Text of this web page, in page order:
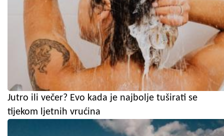
Jutro ili večer? Evo kada je najbolje tuširati se
tijekom ljetnih vrućina